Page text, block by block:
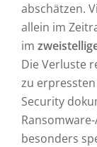
abschätzen.
allein im
im
Die Verluste
zu
Security
besonders